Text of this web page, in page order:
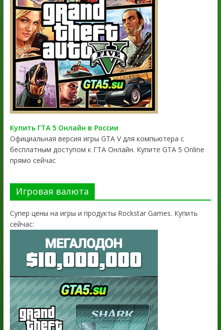
Купить ГТА 5 Онлайн в России
Официальная версия игры GTA V для компьютера с
бесплатным доступом к ГТА Онлайн. Купите GTA 5 Online
прямо сейчас
Игровая валюта
Супер цены на игры и продукты Rockstar Games. Купить
сейчас: